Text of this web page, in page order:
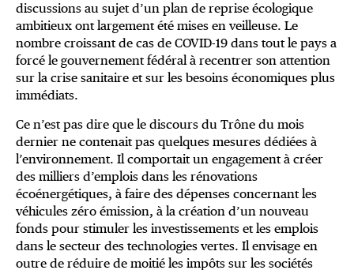
discussions au sujet d’un plan de reprise écologique
ambitieux ont largement été mises en veilleuse. Le
nombre croissant de cas de COVID-19 dans tout le pays a
forcé le gouvernement fédéral à recentrer son attention
sur la crise sanitaire et sur les besoins économiques plus
immédiats.
Ce n’est pas dire que le discours du Trône du mois
dernier ne contenait pas quelques mesures dédiées à
l’environnement. Il comportait un engagement à créer
des milliers d’emplois dans les rénovations
écoénergétiques, à faire des dépenses concernant les
véhicules zéro émission, à la création d’un nouveau
fonds pour stimuler les investissements et les emplois
dans le secteur des technologies vertes. Il envisage en
outre de réduire de moitié les impôts sur les sociétés